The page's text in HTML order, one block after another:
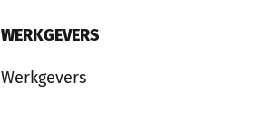
WERKGEVERS
Werkgevers